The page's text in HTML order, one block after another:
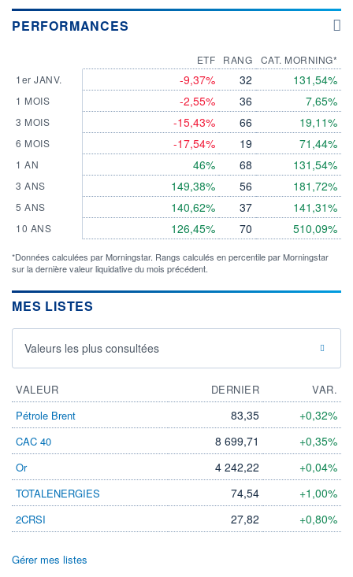
PERFORMANCES
1er JANV.
1 MOIS
3 MOIS
6 MOIS
1 AN
3 ANS
5 ANS
10 ANS
ETF
-9,37%
-2,55%
-15,43%
-17,54%
46%
149,38%
140,62%
126,45%
RANG
32
36
66
19
68
56
37
70
CAT. MORNING*
131,54%
7,65%
19,11%
71,44%
131,54%
181,72%
141,31%
510,09%
*Données calculées par Morningstar. Rangs calculés en percentile par Morningstar
sur la dernière valeur liquidative du mois précédent.
MES LISTES
Valeurs les plus consultées
VALEUR DERNIER
VAR.
Pétrole Brent
83,35 +0,32%
CAC 40 8 699,71 +0,35%
Or 4 242,22 +0,04%
TOTALENERGIES 74,54 +1,00%
2CRSI 27,82 +0,80%
Gérer mes listes